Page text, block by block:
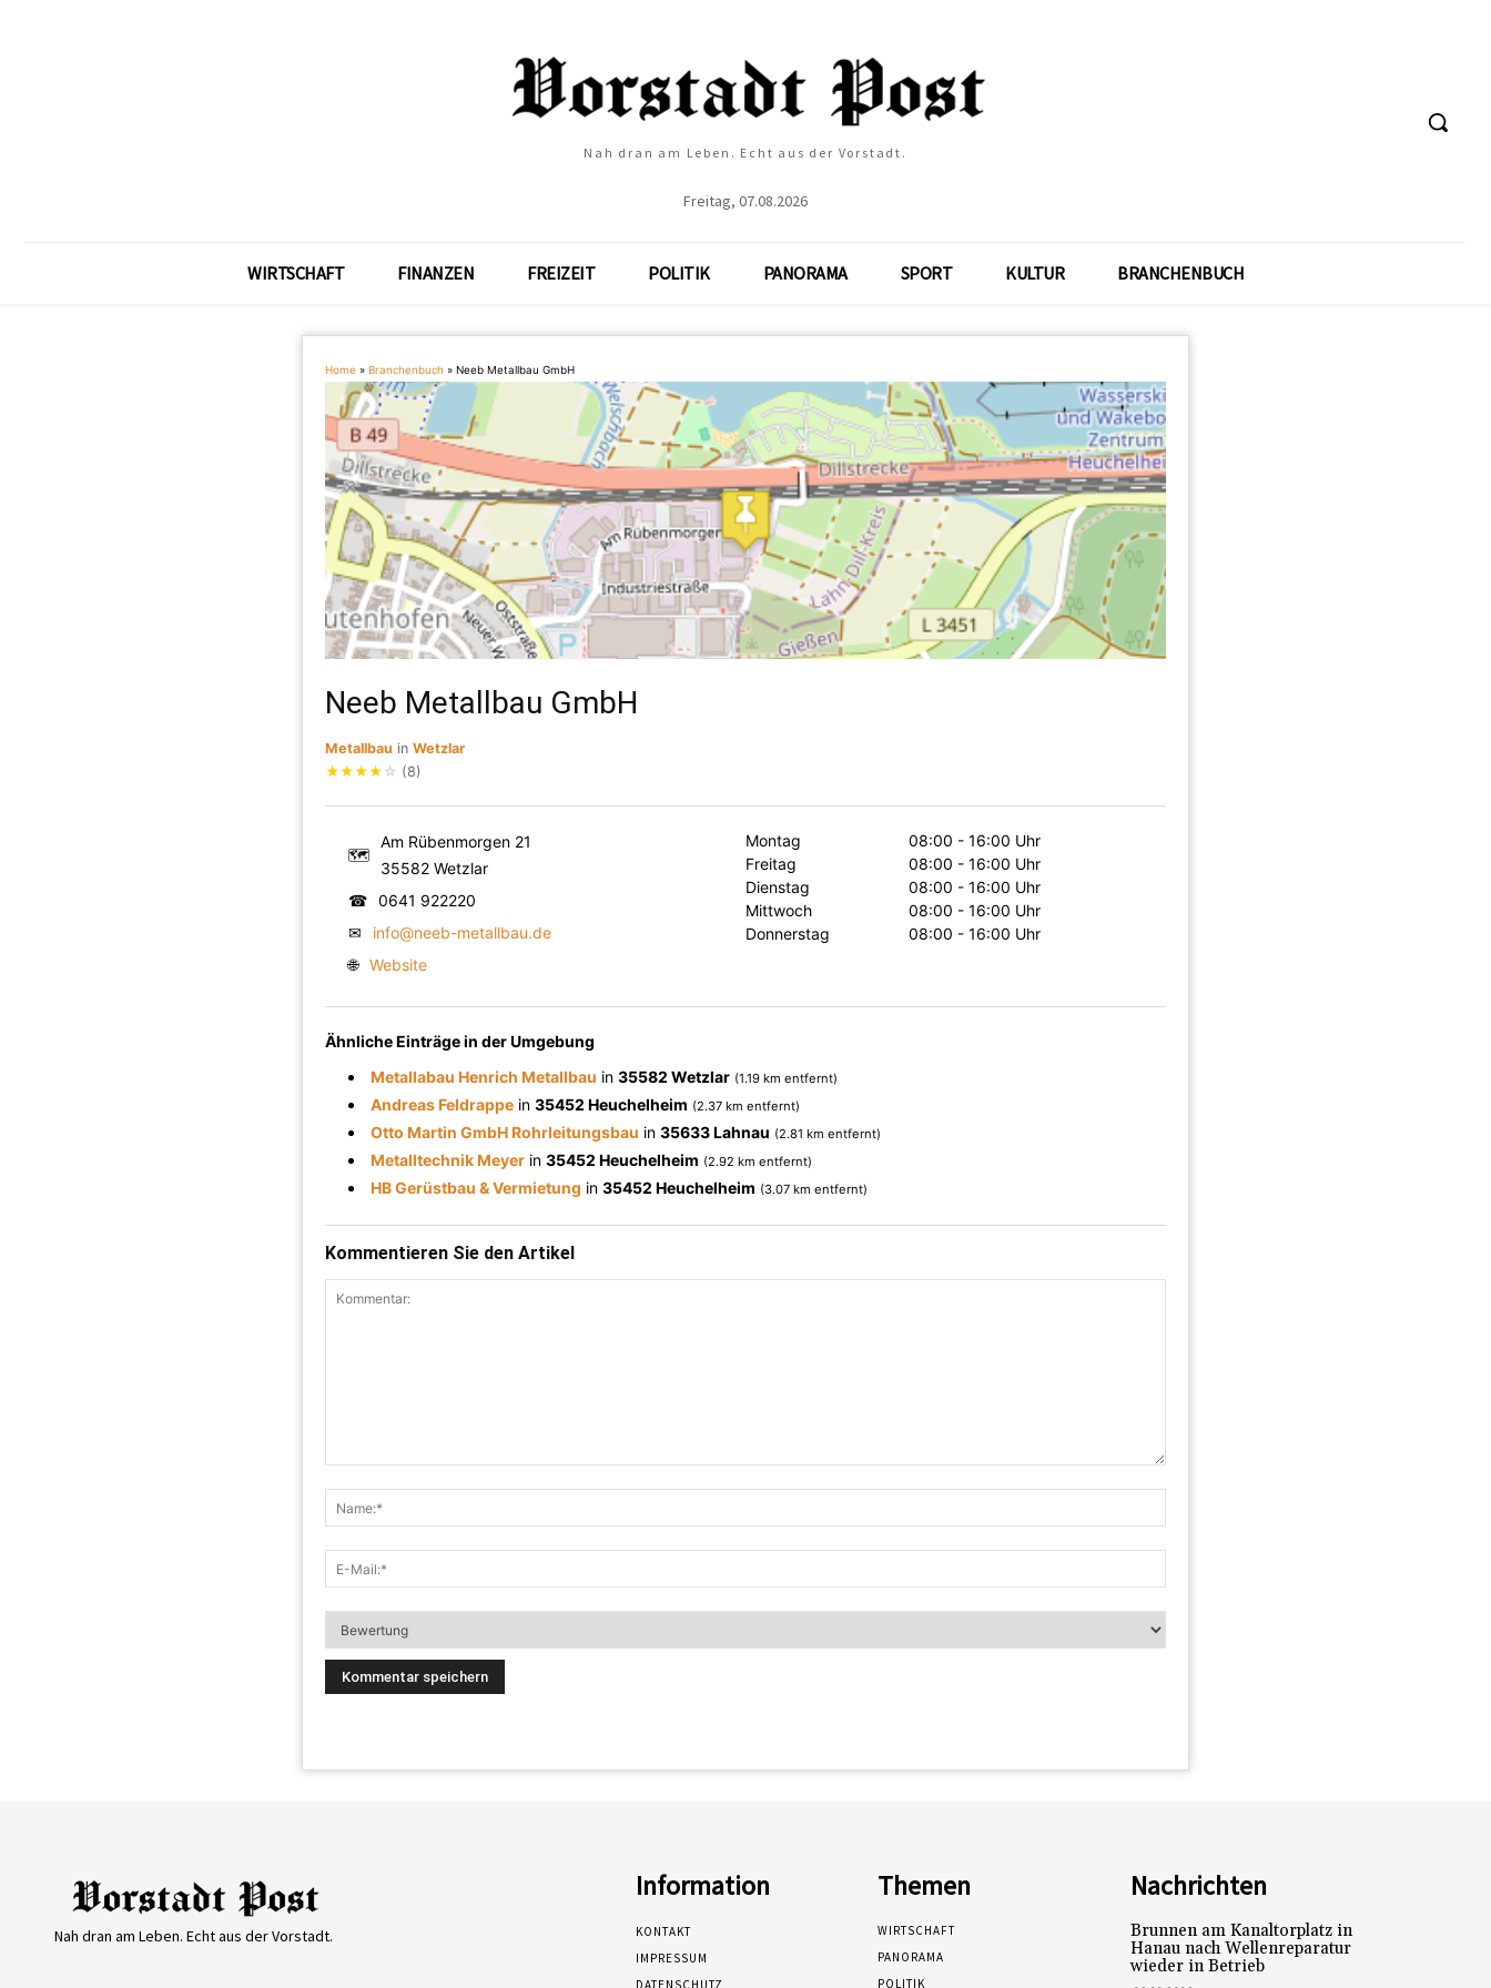
Nah dran am Leben. Echt aus der Vorstadt.
Freitag, 07.08.2026
WIRTSCHAFT FINANZEN FREIZEIT POLITIK PANORAMA SPORT KULTUR BRANCHENBUCH
Home » Branchenbuch » Neeb Metallbau GmbH
Neeb Metallbau GmbH
Metallbau in Wetzlar
★★★★ ☆ (8)
🗺
Am Rübenmorgen 21
35582 Wetzlar
☎ 0641 922220
✉
info@neeb-metallbau.de
🌐 Website
Montag
08:00 - 16:00 Uhr
Freitag
08:00 - 16:00 Uhr
Dienstag
08:00 - 16:00 Uhr
Mittwoch
08:00 - 16:00 Uhr
Donnerstag
08:00 - 16:00 Uhr
Ähnliche Einträge in der Umgebung
Metallabau Henrich Metallbau in 35582 Wetzlar (1.19 km entfernt)
Andreas Feldrappe in 35452 Heuchelheim (2.37 km entfernt)
Otto Martin GmbH Rohrleitungsbau in 35633 Lahnau (2.81 km entfernt)
Metalltechnik Meyer in 35452 Heuchelheim (2.92 km entfernt)
HB Gerüstbau & Vermietung in 35452 Heuchelheim (3.07 km entfernt)
Kommentieren Sie den Artikel
Nah dran am Leben. Echt aus der Vorstadt.
Information
KONTAKT
IMPRESSUM
DATENSCHUTZ
Themen
WIRTSCHAFT
PANORAMA
POLITIK
Nachrichten
Brunnen am Kanaltorplatz in
Hanau nach Wellenreparatur
wieder in Betrieb